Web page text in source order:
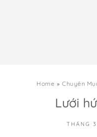
Home Chuyên
Lưới
THÁNG